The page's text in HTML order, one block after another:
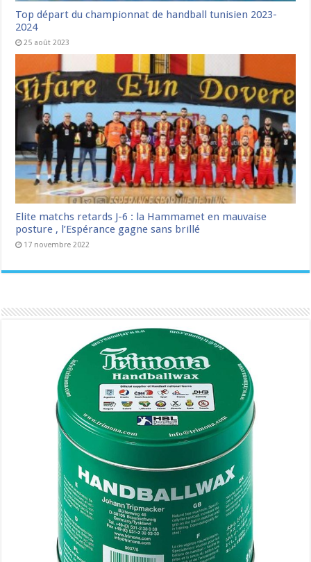
Top départ du championnat de handball tunisien 2023-
2024
25 août 2023
Elite matchs retards J-6 : la Hammamet en mauvaise
posture , l’Espérance gagne sans brillé
17 novembre 2022